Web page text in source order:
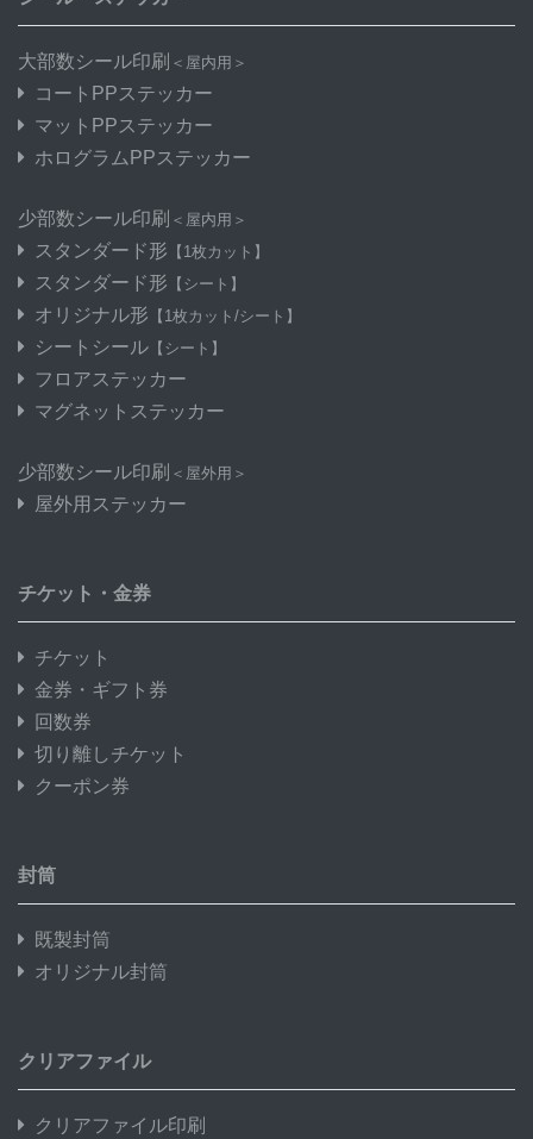
大部数シール印刷 ＜屋内用＞
コートPPステッカー
マットPPステッカー
ホログラムPPステッカー
少部数シール印刷 ＜屋内用＞
スタンダード形 【1枚カット】
スタンダード形 【シート】
オリジナル形 【1枚カット/シート】
シートシール 【シート】
フロアステッカー
マグネットステッカー
少部数シール印刷 ＜屋外用＞
屋外用ステッカー
チケット・金券
チケット
金券・ギフト券
回数券
切り離しチケット
クーポン券
封筒
既製封筒
オリジナル封筒
クリアファイル
クリアファイル印刷